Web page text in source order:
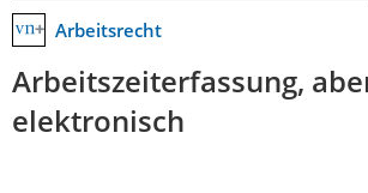
Arbeitsrecht
Arbeitszeiterfassung,
elektronisch